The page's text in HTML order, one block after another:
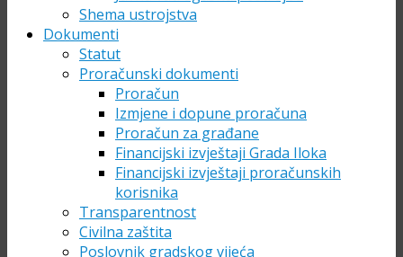
Shema ustrojstva
Dokumenti
Statut
Proračunski dokumenti
Proračun
Izmjene i dopune proračuna
Proračun za građane
Financijski izvještaji Grada Iloka
Financijski izvještaji proračunskih
korisnika
Transparentnost
Civilna zaštita
Poslovnik gradskog vijeća